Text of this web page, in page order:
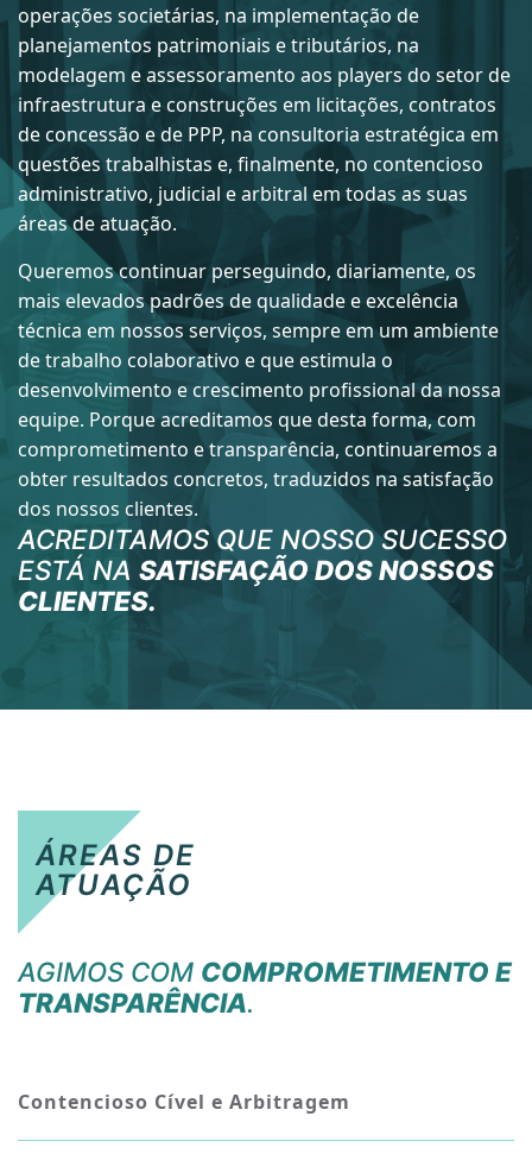
operações societárias, na implementação de
planejamentos patrimoniais e tributários, na
modelagem e assessoramento aos players do setor de
infraestrutura e construções em licitações, contratos
de concessão e de PPP, na consultoria estratégica em
questões trabalhistas e, finalmente, no contencioso
administrativo, judicial e arbitral em todas as suas
áreas de atuação.
Queremos continuar perseguindo, diariamente, os
mais elevados padrões de qualidade e excelência
técnica em nossos serviços, sempre em um ambiente
de trabalho colaborativo e que estimula o
desenvolvimento e crescimento profissional da nossa
equipe. Porque acreditamos que desta forma, com
comprometimento e transparência, continuaremos a
obter resultados concretos, traduzidos na satisfação
dos nossos clientes.
ACREDITAMOS QUE NOSSO SUCESSO
ESTÁ NA SATISFAÇÃO DOS NOSSOS
CLIENTES.
ÁREAS DE
ATUAÇÃO
AGIMOS COM COMPROMETIMENTO E
TRANSPARÊNCIA.
Contencioso Cível e Arbitragem